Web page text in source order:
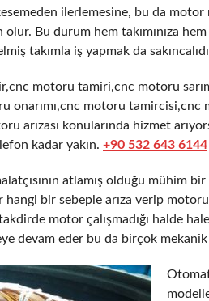
ilerlemesine, bu da motor
olur. Bu durum hem takımınıza
takımla iş yapmak da
motoru tamiri,cnc motoru
onarımı,cnc motoru
arızası konularında hizmet
kadar yakın. +90 532 643 6144
atlamış olduğu mühim
hangi bir sebeple arıza verip
motor çalışmadığı halde
devam eder bu da birçok